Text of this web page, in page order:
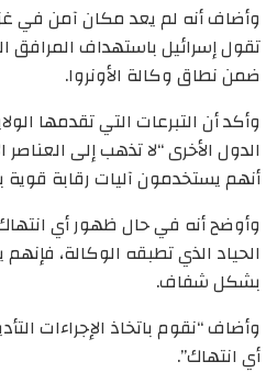
وأضاف أنه لم يعد مكان آمن في
تقول إسرائيل باستهداف المرافق
ضمن نطاق وكالة الأونروا.
وأكد أن التبرعات التي تقدمها
الدول الأخرى “لا تذهب إلى
أنهم يستخدمون آليات رقابة
وأوضح أنه في حال ظهور أي
الحياد الذي تطبقه الوكالة،
بشكل شفاف.
وأضاف “نقوم باتخاذ الإجراءات
أي انتهاك”.